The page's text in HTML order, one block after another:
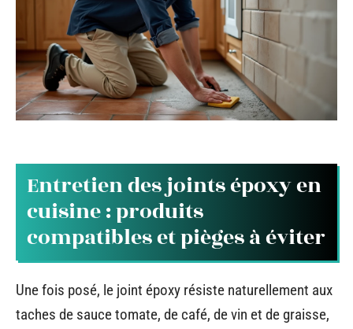
Entretien des joints époxy en
cuisine : produits
compatibles et pièges à éviter
Une fois posé, le joint époxy résiste naturellement aux
taches de sauce tomate, de café, de vin et de graisse,